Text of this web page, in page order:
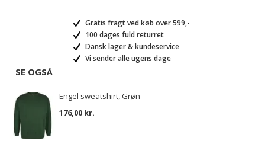
Gratis fragt ved køb over 599,-
100 dages fuld returret
Dansk lager & kundeservice
Vi sender alle ugens dage
SE OGSÅ
Engel sweatshirt, Grøn
176,00 kr.